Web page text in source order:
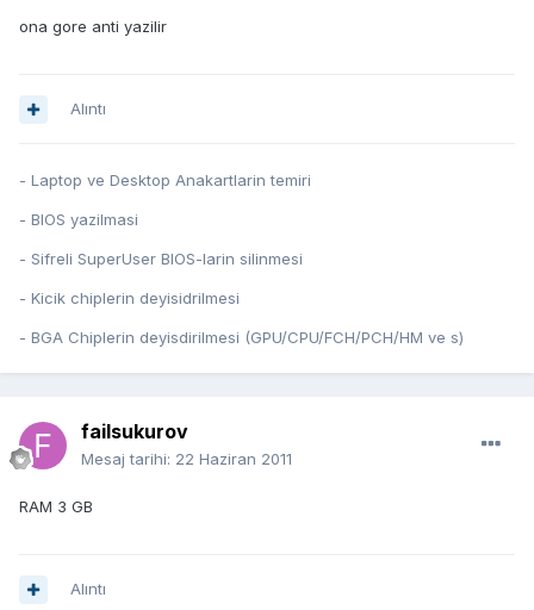
ona gore anti yazilir
Alıntı
- Laptop ve Desktop Anakartlarin temiri
- BIOS yazilmasi
- Sifreli SuperUser BIOS-larin silinmesi
- Kicik chiplerin deyisidrilmesi
- BGA Chiplerin deyisdirilmesi (GPU/CPU/FCH/PCH/HM ve s)
failsukurov
Mesaj tarihi: 22 Haziran 2011
RAM 3 GB
Alıntı